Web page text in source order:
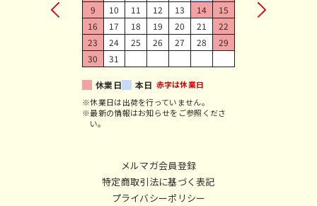
メルマガ会員登録
特定商取引法に基づく表記
プライバシーポリシー
9
10 11 12 13 14
15
16
17 18 19 20 21
22
23
24 25 26 27 28
29
30
31
休業日 本日 赤字は休業日
※休業日は出荷を行っていません。
※最新の情報はお知らせをご参照くださ
い。